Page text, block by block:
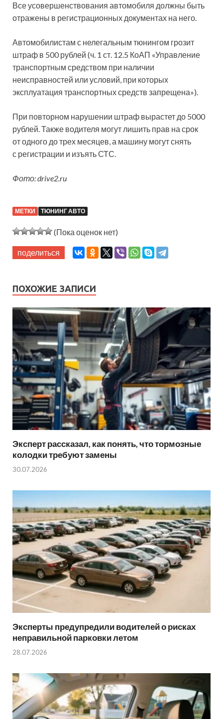
Все усовершенствования автомобиля должны быть
отражены в регистрационных документах на него.
Автомобилистам с нелегальным тюнингом грозит
штраф в 500 рублей (ч. 1 ст. 12.5 КоАП «Управление
транспортным средством при наличии
неисправностей или условий, при которых
эксплуатация транспортных средств запрещена»).
При повторном нарушении штраф вырастет до 5000
рублей. Также водителя могут лишить прав на срок
от одного до трех месяцев, а машину могут снять
с регистрации и изъять СТС.
Фото: drive2.ru
МЕТКИ ТЮНИНГ АВТО
(Пока оценок нет)
поделиться
ПОХОЖИЕ ЗАПИСИ
Эксперт рассказал, как понять, что тормозные
колодки требуют замены
30.07.2026
Эксперты предупредили водителей о рисках
неправильной парковки летом
28.07.2026